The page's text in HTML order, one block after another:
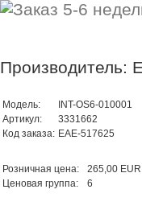
Производитель:
Модель:
INT-OS6-010001
Артикул:
3331662
Код заказа: EAE-517625
Розничная цена:
265,00 EUR
Ценовая группа:
6